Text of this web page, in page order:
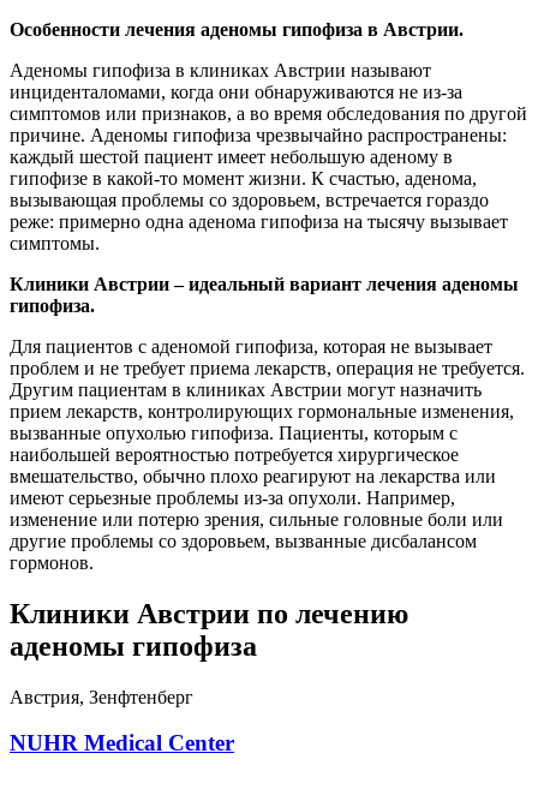
Особенности лечения аденомы гипофиза в Австрии.
Аденомы гипофиза в клиниках Австрии называют
инциденталомами, когда они обнаруживаются не из-за
симптомов или признаков, а во время обследования по другой
причине. Аденомы гипофиза чрезвычайно распространены:
каждый шестой пациент имеет небольшую аденому в
гипофизе в какой-то момент жизни. К счастью, аденома,
вызывающая проблемы со здоровьем, встречается гораздо
реже: примерно одна аденома гипофиза на тысячу вызывает
симптомы.
Клиники Австрии – идеальный вариант лечения аденомы
гипофиза.
Для пациентов с аденомой гипофиза, которая не вызывает
проблем и не требует приема лекарств, операция не требуется.
Другим пациентам в клиниках Австрии могут назначить
прием лекарств, контролирующих гормональные изменения,
вызванные опухолью гипофиза. Пациенты, которым с
наибольшей вероятностью потребуется хирургическое
вмешательство, обычно плохо реагируют на лекарства или
имеют серьезные проблемы из-за опухоли. Например,
изменение или потерю зрения, сильные головные боли или
другие проблемы со здоровьем, вызванные дисбалансом
гормонов.
Клиники Австрии по лечению
аденомы гипофиза
Австрия, Зенфтенберг
NUHR Medical Center